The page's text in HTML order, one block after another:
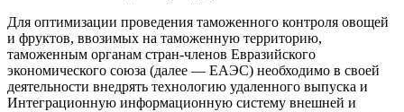
Для оптимизации проведения таможенного контроля овощей
и фруктов, ввозимых на таможенную территорию,
таможенным органам стран-членов Евразийского
экономического союза (далее — ЕАЭС) необходимо в своей
деятельности внедрять технологию удаленного выпуска и
Интеграционную информационную систему внешней и